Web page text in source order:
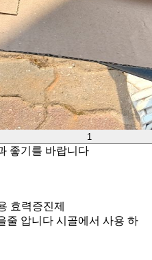
1
좋기를 바랍니다
효력증진제
줄 압니다 시골에서 사용 하